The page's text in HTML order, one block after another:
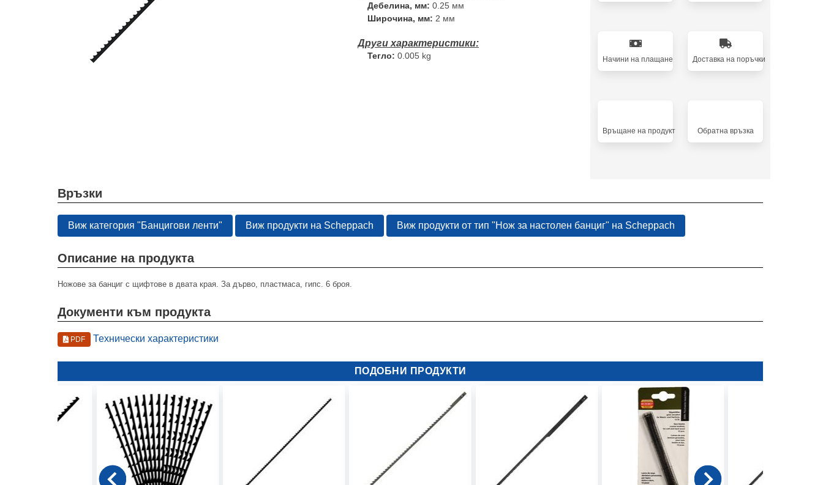
Дебелина, мм: 0.25 мм
Широчина, мм: 2 мм
Тегло: 0.005 kg Начини на плащане Доставка на поръчки
Връщане на продукт Oбратна връзка
Връзки
Виж категория "Банцигови ленти" Виж продукти на Scheppach Виж продукти от тип "Нож за настолен банциг" на Scheppach
Описание на продукта
Ножове за банциг с щифтове в двата края. За дърво, пластмаса, гипс. 6 броя.
Документи към продукта
PDF Технически характеристики
ПОДОБНИ ПРОДУКТИ